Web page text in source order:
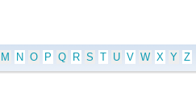
M N O P Q R S T U V W X Y Z